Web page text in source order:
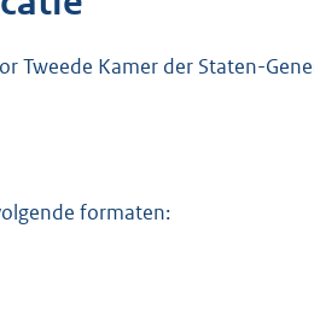
r
Tweede Kamer der Staten-
formaten: